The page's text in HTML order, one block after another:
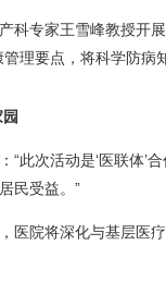
专家王雪峰教授开展
理要点，将科学防病
次活动是‘医联体’
民受益。”
院将深化与基层医